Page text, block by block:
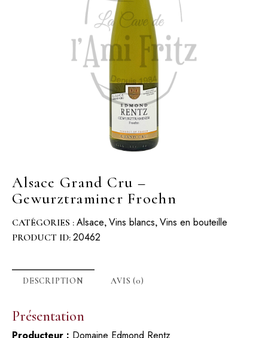
Alsace Grand Cru –
Gewurztraminer Froehn
CATÉGORIES : Alsace, Vins blancs, Vins en bouteille
PRODUCT ID: 20462
DESCRIPTION AVIS (0)
Présentation